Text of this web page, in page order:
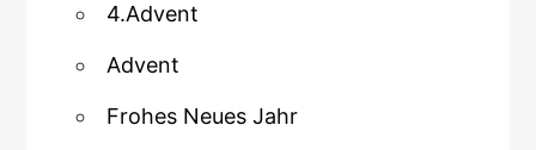
4.Advent
Advent
Frohes Neues Jahr